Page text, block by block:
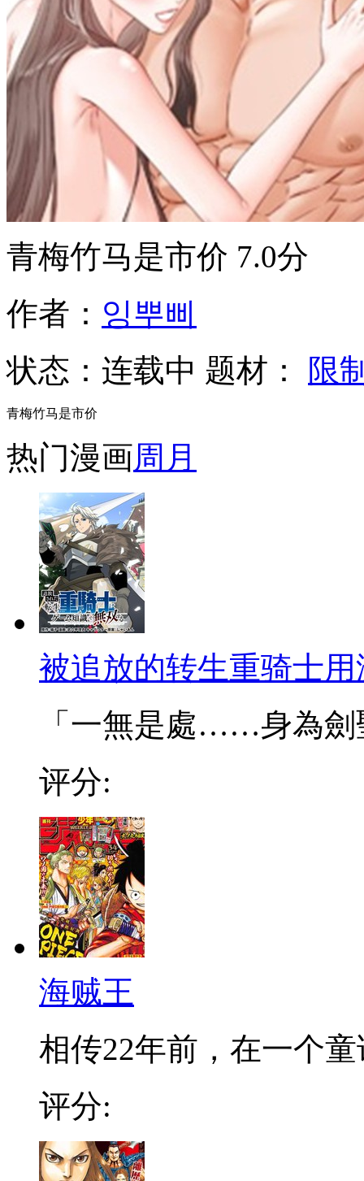
青梅竹马是市价 7.0分
作者： 잉뿌삐
状态： 连载中 题材： 限
青梅竹马是市价
热门漫画周 月
被追放的转生重骑士
「一無是處……身為劍
评分:
海贼王
相传22年前，在一个
评分: